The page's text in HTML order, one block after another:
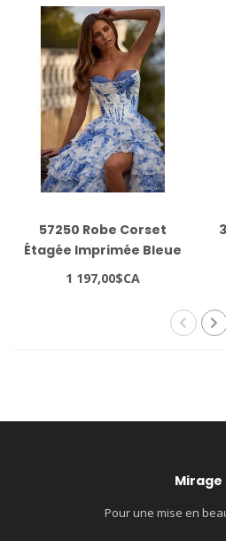
57250 Robe Corset
Étagée Imprimée Bleue
1 197,00$CA
Mirage
Pour une mise en